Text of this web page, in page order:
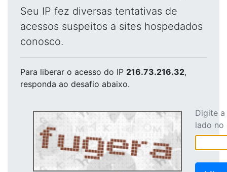
Seu IP fez diversas tentativas de
acessos suspeitos a sites hospedados
conosco.
Para liberar o acesso do IP 216.73.216.32,
responda ao desafio abaixo.
Digite
lado no